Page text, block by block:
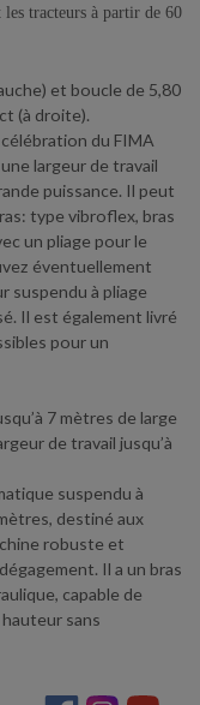
tracteurs à partir de 60
et boucle de 5,80
(à droite).
du FIMA
largeur de travail
puissance. Il peut
type vibroflex, bras
un pliage pour le
éventuellement
suspendu à pliage
Il est également livré
pour un
7 mètres de large
de travail jusqu’à
suspendu à
destiné aux
robuste et
Il a un bras
capable de
sans